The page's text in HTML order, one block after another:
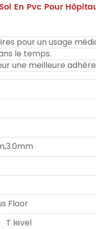
En Pvc Pour
pour un usage
le temps.
une meilleure
Floor
T level